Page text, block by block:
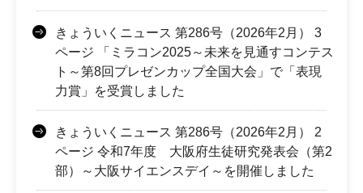
きょういくニュース 第286号（2026年2月） 3
ページ 「ミラコン2025～未来を見通すコンテス
ト～第8回プレゼンカップ全国大会」で「表現
力賞」を受賞しました
きょういくニュース 第286号（2026年2月） 2
ページ 令和7年度 大阪府生徒研究発表会（第2
部）～大阪サイエンスデイ～を開催しました